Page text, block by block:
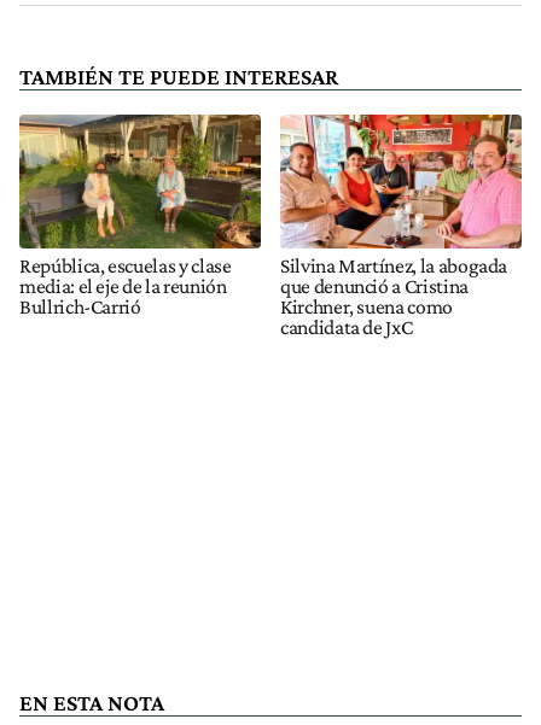
TAMBIÉN TE PUEDE INTERESAR
República, escuelas y clase
media: el eje de la reunión
Bullrich-Carrió
Silvina Martínez, la abogada
que denunció a Cristina
Kirchner, suena como
candidata de JxC
EN ESTA NOTA